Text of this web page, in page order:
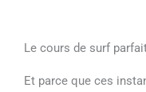
Le cours de surf
Et parce que ces